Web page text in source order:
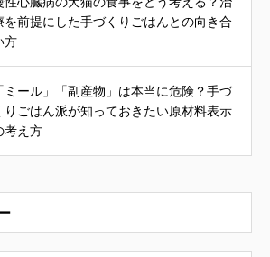
を前提にした手づくりごはんとの向き合
方
「ミール」「副産物」は本当に危険？手づ
りごはん派が知っておきたい原材料表示
考え方